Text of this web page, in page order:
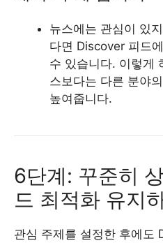
뉴스에는 관심이 있
다면 Discover 피드
수 있습니다. 이렇게
스보다는 다른 분야
높여줍니다.
6단계: 꾸준히
드 최적화 유지
관심 주제를 설정한 후에도